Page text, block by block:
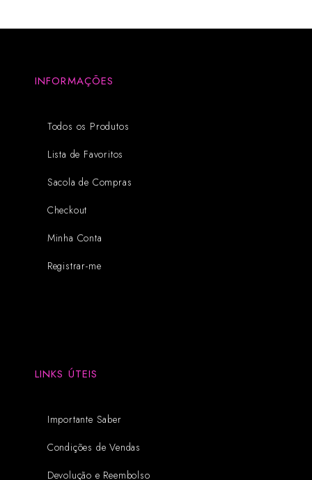
INFORMAÇÕES
Todos os Produtos
Lista de Favoritos
Sacola de Compras
Checkout
Minha Conta
Registrar-me
LINKS ÚTEIS
Importante Saber
Condições de Vendas
Devolução e Reembolso